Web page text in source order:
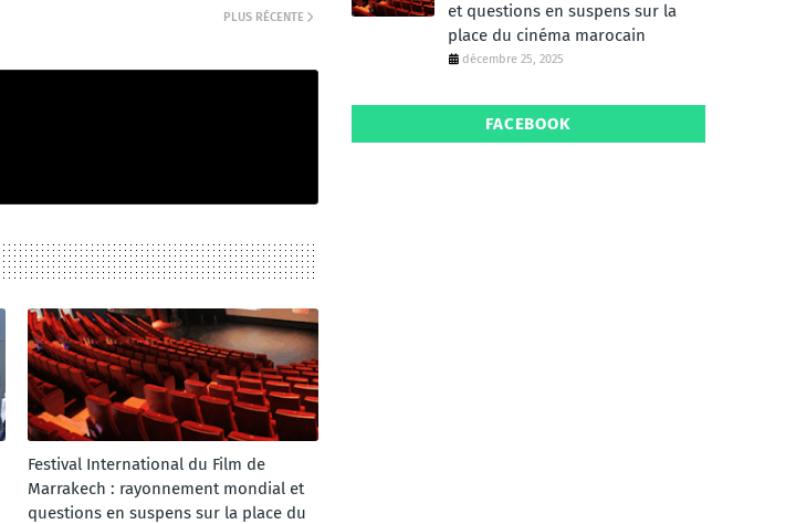
PLUS RÉCENTE
Festival International du Film de
Marrakech : rayonnement mondial et
questions en suspens sur la place du
et questions en suspens sur la
place du cinéma marocain
décembre 25, 2025
FACEBOOK